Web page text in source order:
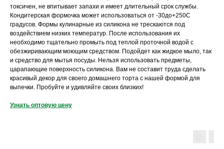
токсичен, не впитывает запахи и имеет длительный срок службы.
Кондитерская формочка может использоваться от -30до+250С
градусов. Формы кулинарные из силикона не трескаются под
воздействием низких температур. После использования их
необходимо тщательно промыть под теплой проточной водой с
обезжиривающим моющим средством. Подойдет как жидкое мыло, так
и средство для мытья посуды. Нельзя использовать предметы,
царапающие поверхность силикона. Вам не составит труда сделать
красивый декор для своего домашнего торта с нашей формой для
выпечки. Пробуйте и удивляйте своих близких!
Узнать оптовую цену